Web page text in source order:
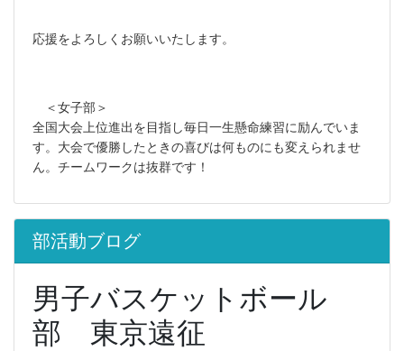
応援をよろしくお願いいたします。
＜女子部＞
全国大会上位進出を目指し毎日一生懸命練習に励んでいま
す。大会で優勝したときの喜びは何ものにも変えられませ
ん。チームワークは抜群です！
部活動ブログ
男子バスケットボール
部 東京遠征